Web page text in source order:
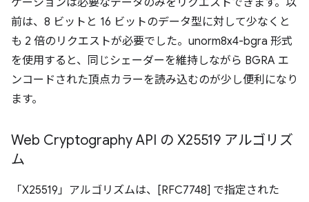
ケーションは必要なデータのみをリクエストできます。以
前は、8 ビットと 16 ビットのデータ型に対して少なくと
も 2 倍のリクエストが必要でした。unorm8x4-bgra 形式
を使用すると、同じシェーダーを維持しながら BGRA エ
ンコードされた頂点カラーを読み込むのが少し便利になり
ます。
Web Cryptography API の X25519 アルゴリズ
ム
「X25519」アルゴリズムは、[RFC7748] で指定された